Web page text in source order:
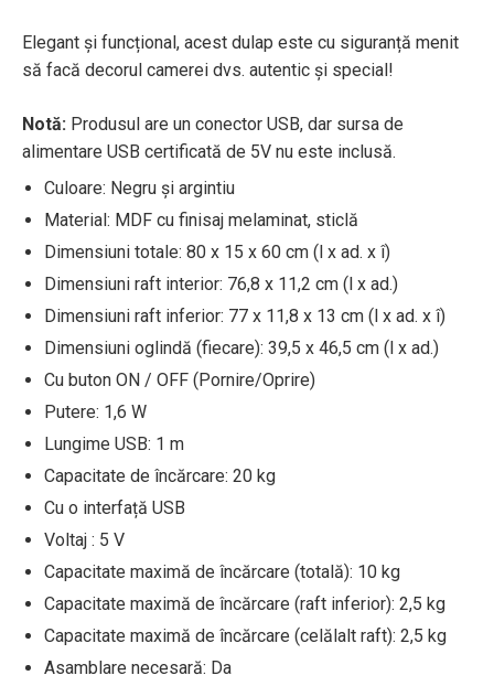
Elegant și funcțional, acest dulap este cu siguranță menit
să facă decorul camerei dvs. autentic și special!
Notă: Produsul are un conector USB, dar sursa de
alimentare USB certificată de 5V nu este inclusă.
Culoare: Negru și argintiu
Material: MDF cu finisaj melaminat, sticlă
Dimensiuni totale: 80 x 15 x 60 cm (l x ad. x î)
Dimensiuni raft interior: 76,8 x 11,2 cm (l x ad.)
Dimensiuni raft inferior: 77 x 11,8 x 13 cm (l x ad. x î)
Dimensiuni oglindă (fiecare): 39,5 x 46,5 cm (l x ad.)
Cu buton ON / OFF (Pornire/Oprire)
Putere: 1,6 W
Lungime USB: 1 m
Capacitate de încărcare: 20 kg
Cu o interfață USB
Voltaj : 5 V
Capacitate maximă de încărcare (totală): 10 kg
Capacitate maximă de încărcare (raft inferior): 2,5 kg
Capacitate maximă de încărcare (celălalt raft): 2,5 kg
Asamblare necesară: Da